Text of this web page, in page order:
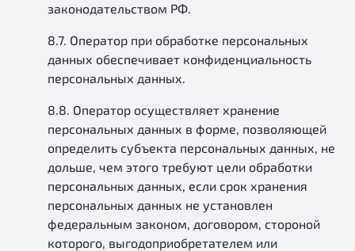
законодательством РФ.
8.7. Оператор при обработке персональных
данных обеспечивает конфиденциальность
персональных данных.
8.8. Оператор осуществляет хранение
персональных данных в форме, позволяющей
определить субъекта персональных данных, не
дольше, чем этого требуют цели обработки
персональных данных, если срок хранения
персональных данных не установлен
федеральным законом, договором, стороной
которого, выгодоприобретателем или